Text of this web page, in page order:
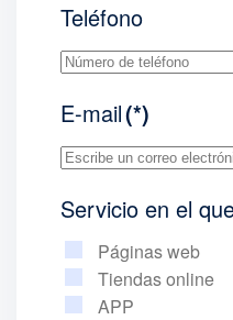
Teléfono
E-mail(*)
Servicio en el
Páginas web
Tiendas online
APP